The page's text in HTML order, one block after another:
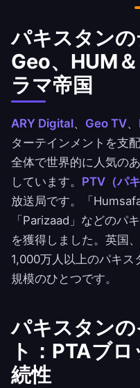
パキスタンの
Geo、HUM
ラマ帝国
ARY Digital、 Geo TV、
ターテインメントを支
全体で世界的に人気の
しています。 PTV（パ
放送局です。「
「Parizaad」などのパ
を獲得しました。英国
1,000万人以上のパキス
規模のひとつです。
パキスタン
ト：PTAブ
続性